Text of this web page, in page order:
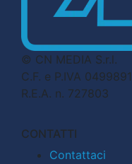
© CN MEDIA S.r.l.
C.F. e P.IVA
R.E.A. n. 727803
CONTATTI
Contattaci